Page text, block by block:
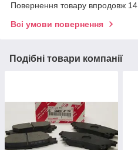
Повернення товару впродовж 14
Всі умови повернення
Подібні товари компанії